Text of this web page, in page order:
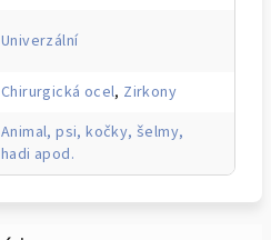
Univerzální
Chirurgická ocel, Zirkony
Animal, psi, kočky, šelmy,
hadi apod.